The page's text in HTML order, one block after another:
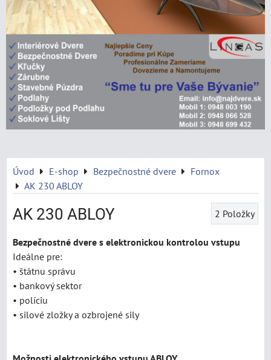
Úvod E-shop Bezpečnostné dvere
Fornox
AK 230 ABLOY
AK 230 ABLOY 2 Položky
Bezpečnostné dvere s elektronickou kontrolou vstupu
Ideálne pre:
• štátnu správu
• bankový sektor
• políciu
• silové zložky a ozbrojené sily